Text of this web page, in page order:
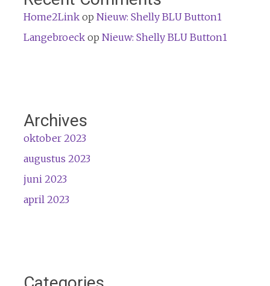
Home2Linkop Nieuw: Shelly BLU Button1
Langebroeckop Nieuw: Shelly BLU Button1
Archives
oktober 2023
augustus 2023
juni 2023
april 2023